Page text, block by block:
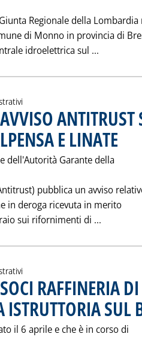
Regionale della Lombardia
di Monno in provincia di
idroelettrica sul ...
ANTITRUST
E LINATE
dell'Autorità Garante della
pubblica un avviso
in deroga ricevuta in merito
sui rifornimenti di ...
RAFFINERIA
ISTRUTTORIA SUL
il 6 aprile e che è in corso di